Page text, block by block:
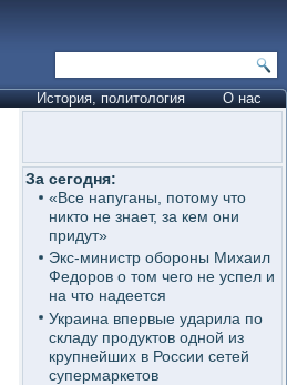
История, политология О нас
За сегодня:
«Все напуганы, потому что
никто не знает, за кем они
придут»
Экс-министр обороны Михаил
Федоров о том чего не успел и
на что надеется
Украина впервые ударила по
складу продуктов одной из
крупнейших в России сетей
супермаркетов